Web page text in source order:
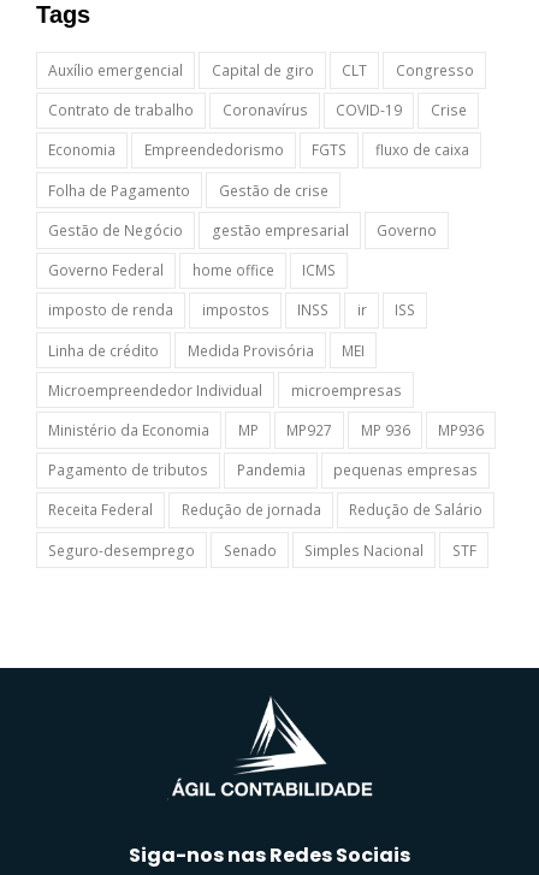
Tags
Auxílio emergencial Capital de giro CLT
Congresso
Contrato de trabalho
Coronavírus COVID-19
Crise
Economia
Empreendedorismo FGTS
fluxo de caixa
Folha de Pagamento
Gestão de crise
Gestão de Negócio
gestão empresarial
Governo
Governo Federal
home office
ICMS
imposto de renda
impostos INSS ir
ISS
Linha de crédito
Medida Provisória
MEI
Microempreendedor Individual
microempresas
Ministério da Economia
MP MP927 MP 936
MP936
Pagamento de tributos
Pandemia
pequenas empresas
Receita Federal
Redução de jornada
Redução de Salário
Seguro-desemprego
Senado Simples Nacional STF
Siga-nos nas Redes Sociais